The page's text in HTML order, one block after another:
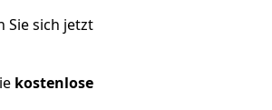
Sie sich jetzt
kostenlose